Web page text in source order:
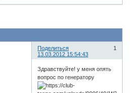
Поделиться
1
13.03.2012 15:54:43
Здравствуйте! у меня опять
вопрос по генератору